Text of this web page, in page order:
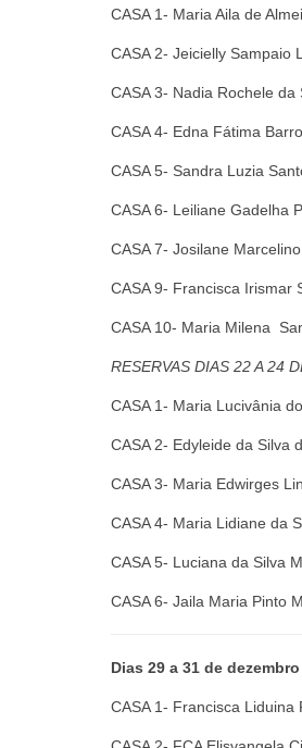
CASA 1- Maria Aila de
CASA 2- Jeicielly Sampaio
CASA 3- Nadia Rochele
CASA 4- Edna Fátima
CASA 5- Sandra Luzia
CASA 6- Leiliane Gadelha
CASA 7- Josilane
CASA 9- Francisca Irismar
CASA 10- Maria Milena
RESERVAS DIAS 22 A 24
CASA 1- Maria Lucivânia
CASA 2- Edyleide da Silva
CASA 3- Maria Edwirges
CASA 4- Maria Lidiane da
CASA 5- Luciana da Silva
CASA 6- Jaila Maria Pinto
Dias 29 a 31 de
CASA 1- Francisca Liduina